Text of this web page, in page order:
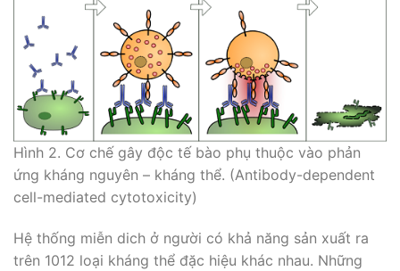
Hình 2. Cơ chế gây độc tế bào phụ thuộc vào phản
ứng kháng nguyên – kháng thể. (Antibody-dependent
cell-mediated cytotoxicity)
Hệ thống miễn dich ở người có khả năng sản xuất ra
trên 1012 loại kháng thể đặc hiệu khác nhau. Những